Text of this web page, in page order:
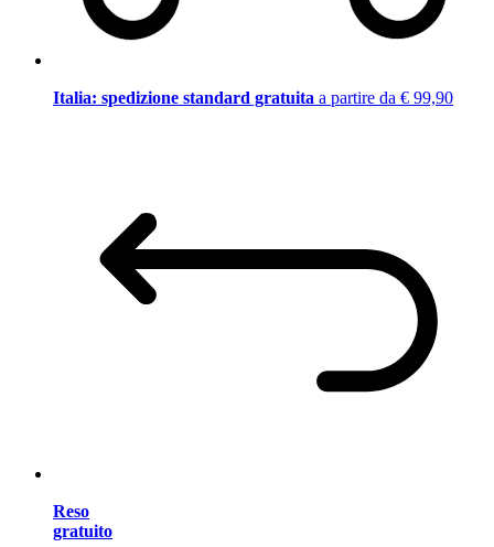
Italia: spedizione standard gratuita a partire da € 99,90
Reso
gratuito